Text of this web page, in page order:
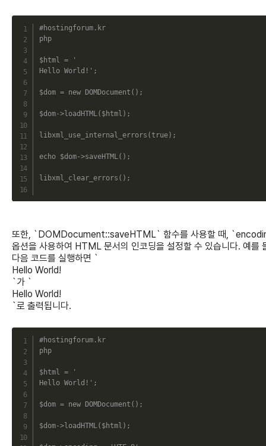
#hostingforum.kr
php
$html =
'
Hello World!' ;
$dom = new DOMDocument ( ) ;
$dom->loadHTML( $html ) ;
libxml_use_internal_errors (true) ;
echo $dom->saveHTML( ) ;
libxml_clear_errors ( ) ;
또한, `DOMDocument::saveHTML` 함수를 사용할 때,
옵션을 사용하여 HTML 문서의 인코딩을 설정할 수 있습니다. 예를
다음 코드를 실행하면 `
Hello World!
`가 `
Hello World!
`로 출력됩니다.
#hostingforum.kr
php
$html =
'
Hello World!' ;
$dom = new DOMDocument ( ) ;
$dom->loadHTML( $html ) ;